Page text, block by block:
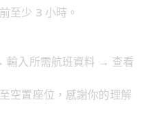
至少 3 小時。
輸入所需航班資料 → 查看
空置座位，感謝你的理解